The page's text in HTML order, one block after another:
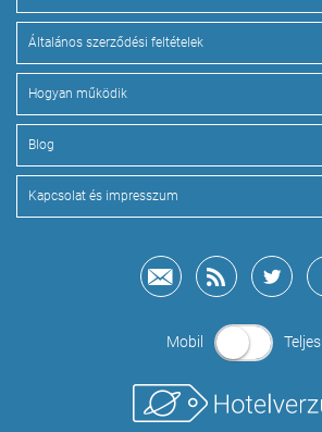
Általános szerződési feltételek
Hogyan működik
Blog
Kapcsolat és impresszum
Mobil Teljes